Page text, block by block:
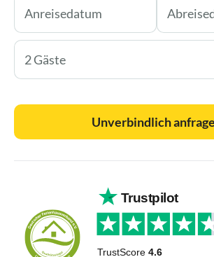
2 Gäste
Unverbindlich